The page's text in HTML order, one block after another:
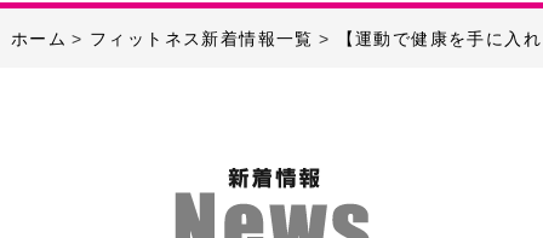
ホーム フィットネス新着情報一覧 【運動で健康を手に入